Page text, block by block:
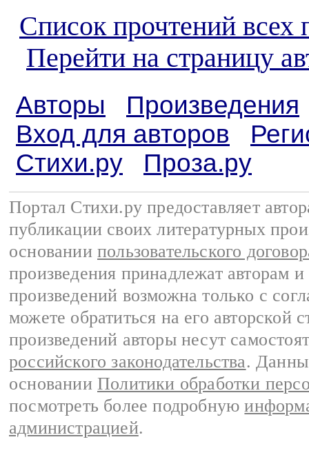
Список прочтений всех
Перейти на страницу
Авторы
Произведения
Вход для авторов
Стихи.ру
Проза.ру
Портал Стихи.ру предоставляет
публикации своих литературных
основании пользовательского
произведения принадлежат авторам
произведений возможна только с
можете обратиться на его авторской
произведений авторы несут
российского законодательства.
основании Политики обработки
посмотреть более подробную
администрацией.